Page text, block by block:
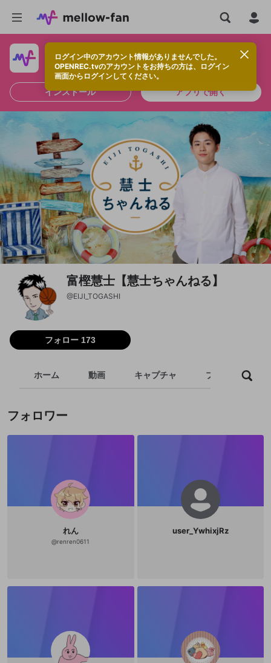
ログイン中のアカウント情報がありませんでした。
OPENREC.tvのアカウントをお持ちの方は、ログイン
画面からログインしてください。
快適に視聴するなら、アプリをインストールしよう！
インストール アプリで開く
富樫慧士【慧士ちゃんねる】
@EIJI_TOGASHI
フォロー 173
ホーム 動画 キャプチャ プレイリスト
フォロワー
れん
@renren0611
user_YwhixjRz